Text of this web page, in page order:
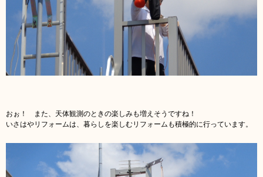
おぉ！ また、天体観測のときの楽しみも増えそうですね！
いさはやリフォームは、暮らしを楽しむリフォームも積極的に行っています。